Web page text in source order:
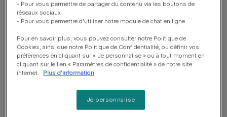
Présentation du produit
Ingrédients et nutrition
- Pour vous permettre de partager du contenu via les boutons de
réseaux sociaux
- Pour vous permettre d'utiliser notre module de chat en ligne
Pour en savoir plus, vous pouvez consulter notre Politique de
Cookies, ainsi que notre Politique de Confidentialité, ou définir vos
préférences en cliquant sur « Je personnalise » ou à tout moment en
cliquant sur le lien « Paramètres de confidentialité » de notre site
internet.
Plus d'information
Je personnalise